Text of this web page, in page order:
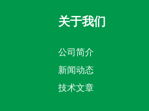
关于我们
公司简介
新闻动态
技术文章